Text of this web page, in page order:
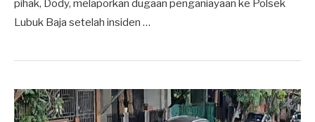
pihak, Dody, melaporkan dugaan penganiayaan ke Polsek
Lubuk Baja setelah insiden …